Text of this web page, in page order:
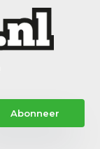
Abonneer